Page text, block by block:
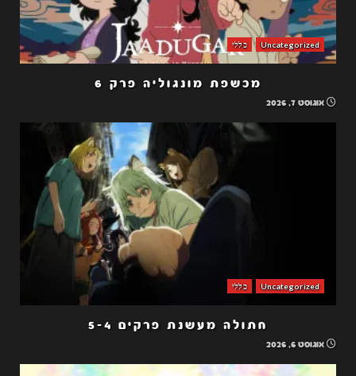
Uncategorized כללי
מכשפת מונגוליה פרק 6
אוגוסט 7, 2026
Uncategorized כללי
חתולה מעשנת פרקים 5-4
אוגוסט 6, 2026